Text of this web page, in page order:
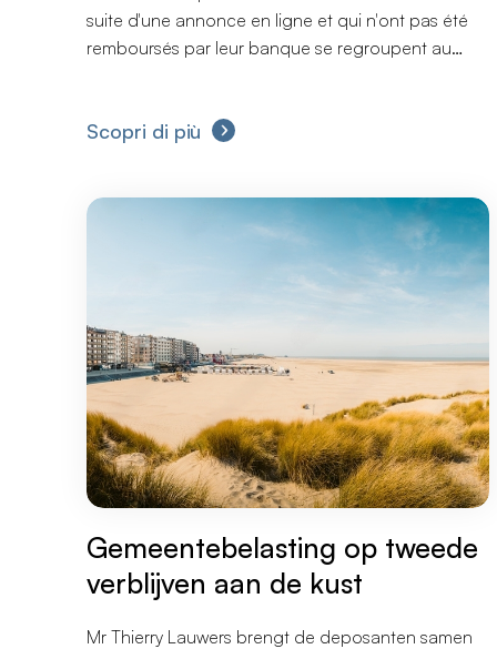
suite d'une annonce en ligne et qui n'ont pas été
remboursés par leur banque se regroupent au
exiger un dédommagement et obtenir plus de
Scopri di più
Gemeentebelasting op tweede
verblijven aan de kust
Mr Thierry Lauwers brengt de deposanten samen